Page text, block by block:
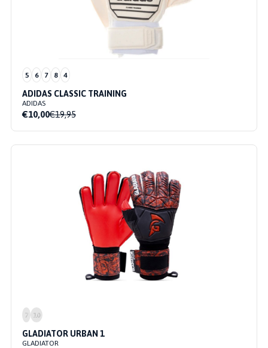
5 6 7 8 4
ADIDAS CLASSIC TRAINING
ADIDAS
€10,00€19,95
7 10
GLADIATOR URBAN 1
GLADIATOR